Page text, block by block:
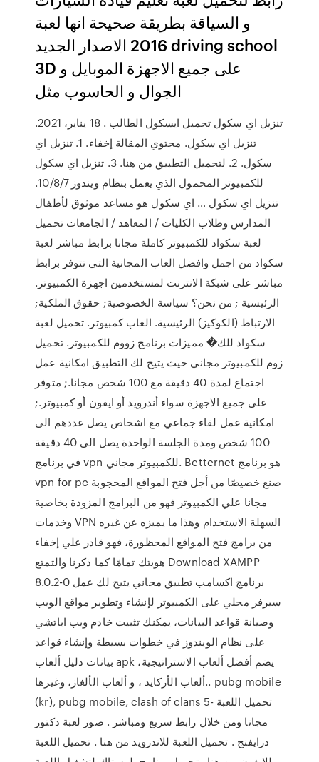
و السياقة بطريقة صحيحة انها لعبة
2016 الاصدار الجديد driving school
3D على جميع الاجهزة الموبايل و
الجوال و الحاسوب مثل
تنزيل اي سكول تحميل ايسكول الطالب . 18 يناير، 2021.
تنزيل اي سكول. محتوي المقالة إخفاء. 1. تنزيل اي
سكول. 2. لتحميل التطبيق من هنا. 3. تنزيل اي سكول
للكمبيوتر المحمول الذي يعمل بنظام ويندوز 10/8/7.
تنزيل اي سكول … اي سكول هو مساعد موثوق لأطفال
المدارس وطلاب الكليات / المعاهد / الجامعات تحميل
لعبة سكواد للكمبيوتر كاملة مجانا برابط مباشر لعبة
سكواد من اجمل وافضل العاب المجانية التي تتوفر برابط
مباشر على شبكة الانترنت لمستخدمين اجهزة الكمبيوتر.
الرئيسية ; من نحن؟ سياسة الخصوصية; حقوق الملكية;
الارتباط (الكوكيز) الرئيسية. العاب كمبيوتر. تحميل لعبة
سكواد للك� مميزات برنامج زووم للكمبيوتر. تحميل
زوم للكمبيوتر مجاني حيث يتيح لك التطبيق امكانية عمل
اجتماع لمدة 40 دقيقة مع 100 شخص مجانا.; متوفر
على جميع الاجهزة سواء أندرويد أو ايفون أو كمبيوتر.;
امكانية عمل لقاء جماعي مع اشخاص يصل عددهم الى
100 شخص ومدة الجلسة الواحدة يصل الى 40 دقيقة
في برنامج vpn للكمبيوتر مجاني. Betternet هو برنامج
vpn for pc صنع خصيصًا من أجل فتح المواقع المحجوبة
مجانا علي الكمبيوتر فهو من البرامج المزودة بخاصية
وخدمات VPN السهلة الاستخدام وهذا ما يميزه عن غيره
من برامج فتح المواقع المحظورة، فهو قادر علي إخفاء
هويتك تمامًا كما ذكرنا والتمتع Download XAMPP
8.0.2-0 برنامج اكسامب تطبيق مجاني يتيح لك عمل
سيرفر محلي على الكمبيوتر لإنشاء وتطوير مواقع الويب
وصيانة قواعد البيانات، يمكنك تثبيت خادم ويب اباتشي
على نظام الويندوز في خطوات بسيطة وإنشاء قواعد
بيانات دليل ألعاب apk يضم أفضل ألعاب الاستراتيجية،
ألعاب الأركايد ، و ألعاب الألغاز، وغيرها.. pubg mobile
(kr), pubg mobile, clash of clans 5- تحميل اللعبة
مجانا ومن خلال رابط سريع ومباشر . صور لعبة دكتور
درايفنج . تحميل اللعبة للاندرويد من هنا . تحميل اللعبة